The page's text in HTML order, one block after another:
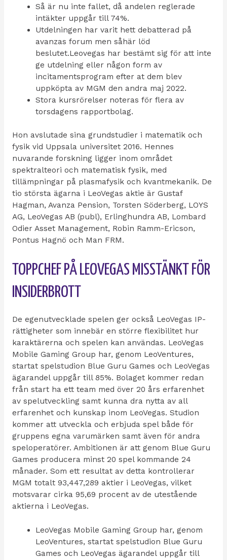
Så är nu inte fallet, då andelen reglerade
intäkter uppgår till 74%.
Utdelningen har varit hett debatterad på
avanzas forum men såhär löd
beslutet.Leovegas har bestämt sig för att inte
ge utdelning eller någon form av
incitamentsprogram efter at dem blev
uppköpta av MGM den andra maj 2022.
Stora kursrörelser noteras för flera av
torsdagens rapportbolag.
Hon avslutade sina grundstudier i matematik och
fysik vid Uppsala universitet 2016. Hennes
nuvarande forskning ligger inom området
spektralteori och matematisk fysik, med
tillämpningar på plasmafysik och kvantmekanik. De
tio största ägarna i LeoVegas aktie är Gustaf
Hagman, Avanza Pension, Torsten Söderberg, LOYS
AG, LeoVegas AB (publ), Erlinghundra AB, Lombard
Odier Asset Management, Robin Ramm-Ericson,
Pontus Hagnö och Man FRM.
TOPPCHEF PÅ LEOVEGAS MISSTÄNKT FÖR
INSIDERBROTT
De egenutvecklade spelen ger också LeoVegas IP-
rättigheter som innebär en större flexibilitet hur
karaktärerna och spelen kan användas. LeoVegas
Mobile Gaming Group har, genom LeoVentures,
startat spelstudion Blue Guru Games och LeoVegas
ägarandel uppgår till 85%. Bolaget kommer redan
från start ha ett team med över 20 års erfarenhet
av spelutveckling samt kunna dra nytta av all
erfarenhet och kunskap inom LeoVegas. Studion
kommer att utveckla och erbjuda spel både för
gruppens egna varumärken samt även för andra
speloperatörer. Ambitionen är att genom Blue Guru
Games producera minst 20 spel kommande 24
månader. Som ett resultat av detta kontrollerar
MGM totalt 93,447,289 aktier i LeoVegas, vilket
motsvarar cirka 95,69 procent av de utestående
aktierna i LeoVegas.
LeoVegas Mobile Gaming Group har, genom
LeoVentures, startat spelstudion Blue Guru
Games och LeoVegas ägarandel uppgår till